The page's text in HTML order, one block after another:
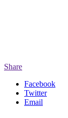
Share
Facebook
Twitter
Email